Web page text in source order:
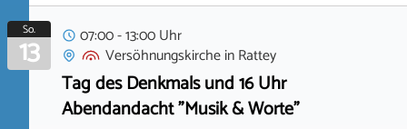
So.
13
07:00 - 13:00 Uhr
VersöhnungskircheinRattey
Tag des Denkmals und 16 Uhr
Abendandacht "Musik & Worte"